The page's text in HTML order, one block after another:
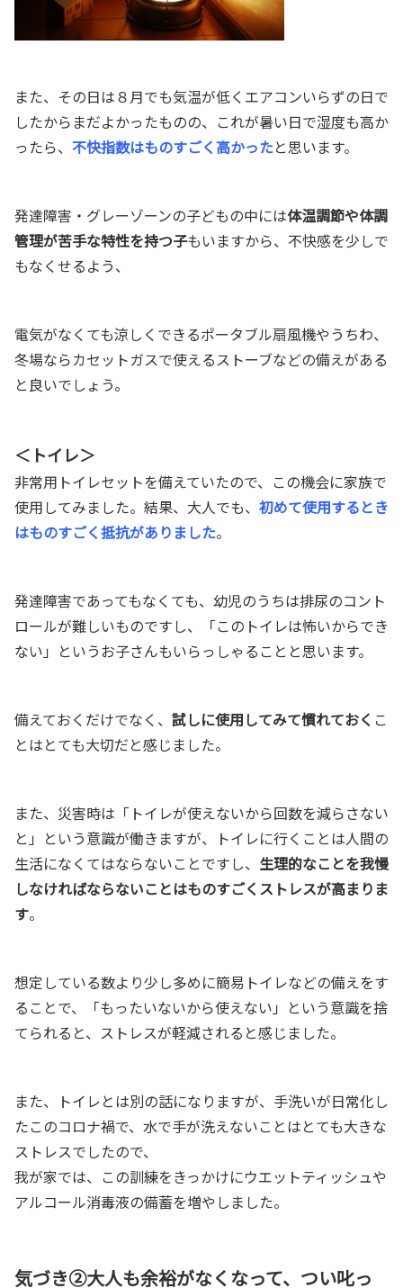
また、その日は８月でも気温が低くエアコンいらずの日で
したからまだよかったものの、これが暑い日で湿度も高か
ったら、 不快指数はものすごく高かったと思います。
発達障害・グレーゾーンの子どもの中には体温調節や体調
管理が苦手な特性を持つ子もいますから、不快感を少しで
もなくせるよう、
電気がなくても涼しくできるポータブル扇風機やうちわ、
冬場ならカセットガスで使えるストーブなどの備えがある
と良いでしょう。
＜トイレ＞
非常用トイレセットを備えていたので、この機会に家族で
使用してみました。結果、大人でも、 初めて使用するとき
はものすごく抵抗がありました。
発達障害であってもなくても、幼児のうちは排尿のコント
ロールが難しいものですし、「このトイレは怖いからでき
ない」というお子さんもいらっしゃることと思います。
備えておくだけでなく、 試しに使用してみて慣れておく こ
とはとても大切だと感じました。
また、災害時は「トイレが使えないから回数を減らさない
と」という意識が働きますが、トイレに行くことは人間の
生活になくてはならないことですし、 生理的なことを我慢
しなければならないことはものすごくストレスが高まりま
す。
想定している数より少し多めに簡易トイレなどの備えをす
ることで、「もったいないから使えない」という意識を捨
てられると、ストレスが軽減されると感じました。
また、トイレとは別の話になりますが、手洗いが日常化し
たこのコロナ禍で、水で手が洗えないことはとても大きな
ストレスでしたので、
我が家では、この訓練をきっかけにウエットティッシュや
アルコール消毒液の備蓄を増やしました。
気づき②大人も余裕がなくなって、つい叱っ